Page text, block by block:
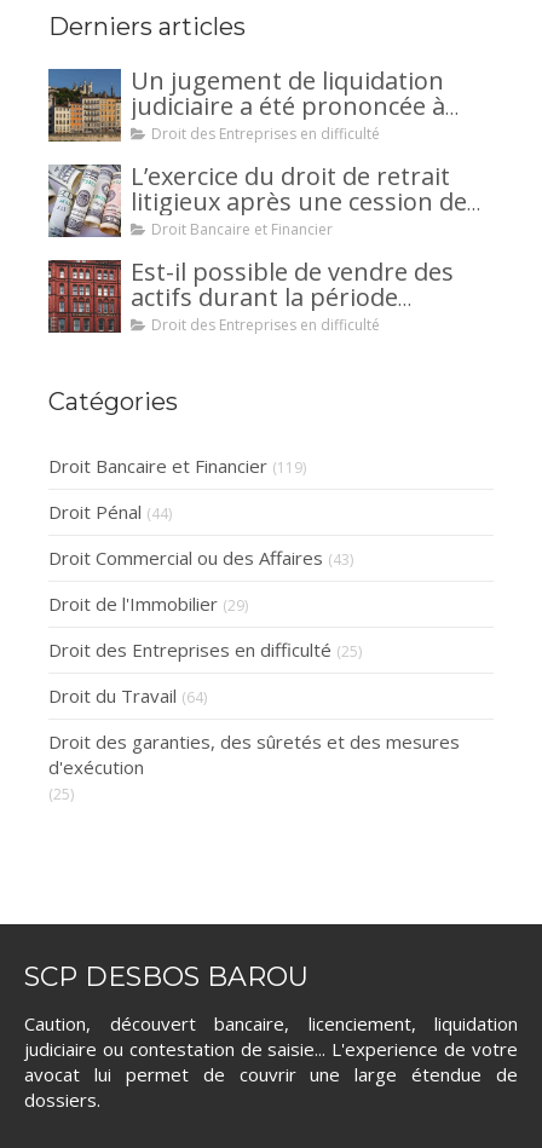
Derniers articles
Un jugement de liquidation
judiciaire a été prononcée à
votre encontre : comment
Droit des Entreprises en difficulté
L’exercice du droit de retrait
litigieux après une cession de
créance : un mécanisme
la caution.
Droit Bancaire et Financier
Est-il possible de vendre des
actifs durant la période
d’observation d’un
Droit des Entreprises en difficulté
Catégories
Droit Bancaire et Financier (119)
Droit Pénal (44)
Droit Commercial ou des Affaires (43)
Droit de l'Immobilier (29)
Droit des Entreprises en difficulté (25)
Droit du Travail (64)
Droit des garanties, des sûretés et des mesures
d'exécution
(25)
SCP DESBOS BAROU
Caution, découvert bancaire, licenciement, liquidation
judiciaire ou contestation de saisie... L'experience de votre
avocat lui permet de couvrir une large étendue de
dossiers.